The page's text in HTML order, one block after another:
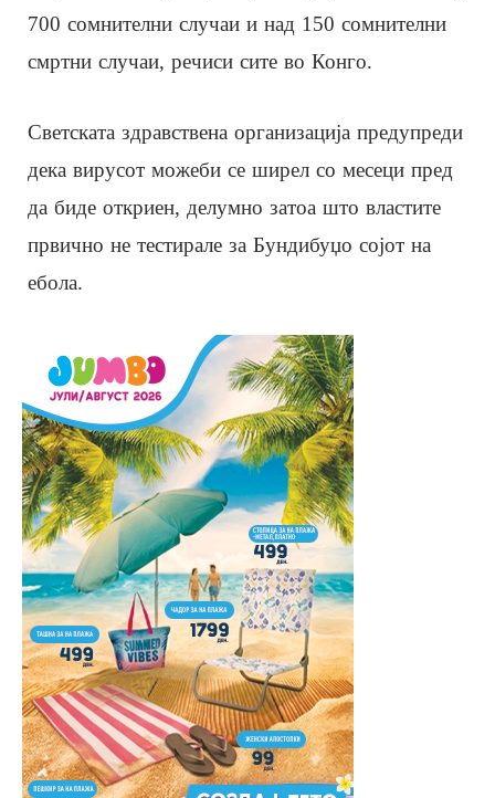
700 сомнителни случаи и над 150 сомнителни
смртни случаи, речиси сите во Конго.
Светската здравствена организација предупреди
дека вирусот можеби се ширел со месеци пред
да биде откриен, делумно затоа што властите
првично не тестирале за Бундибуџо сојот на
ебола.